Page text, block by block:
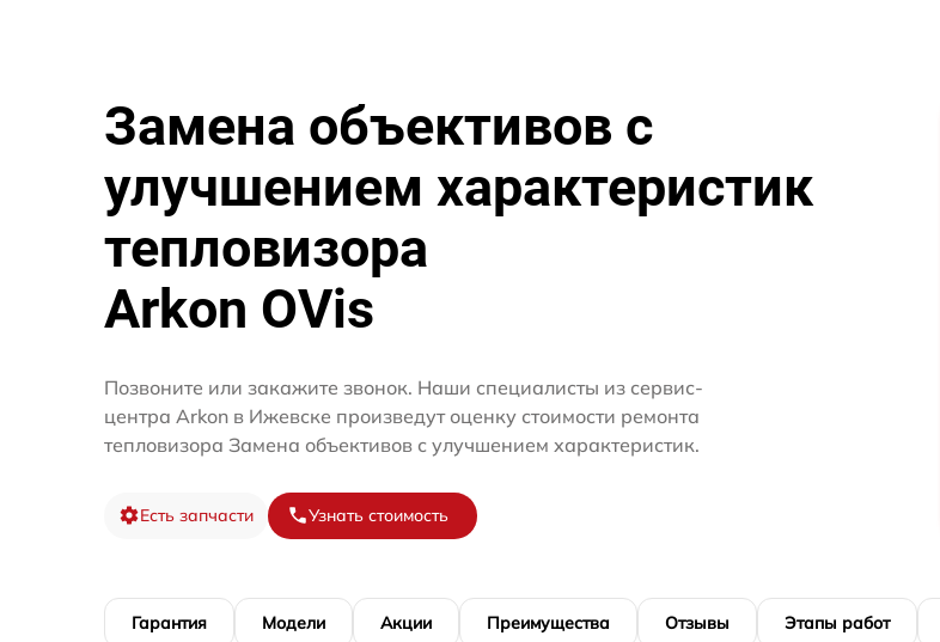
Замена объективов с
улучшением характеристик
тепловизора
Arkon OVis
Позвоните или закажите звонок. Наши специалисты из сервис-
центра Arkon в Ижевске произведут оценку стоимости ремонта
тепловизора Замена объективов с улучшением характеристик.
Есть запчасти Узнать стоимость
Гарантия Модели Акции Преимущества Отзывы Этапы работ